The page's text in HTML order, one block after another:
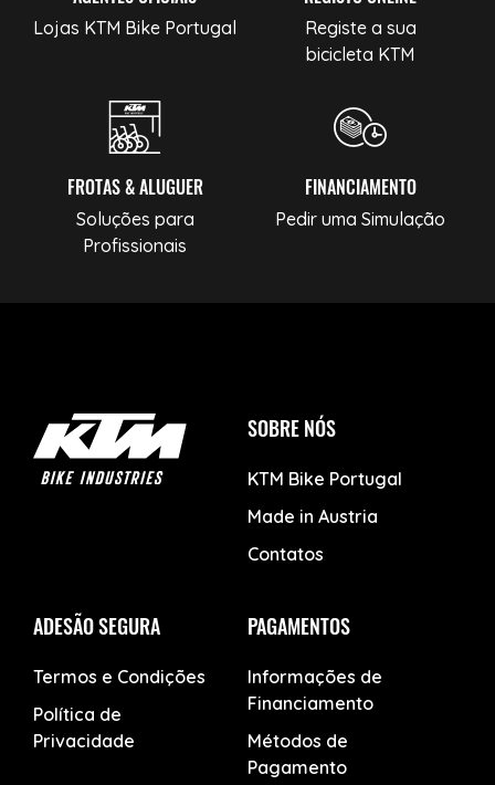
Lojas KTM Bike Portugal
Registe a sua
bicicleta KTM
FROTAS & ALUGUER
Soluções para
Profissionais
FINANCIAMENTO
Pedir uma Simulação
SOBRE NÓS
KTM Bike Portugal
Made in Austria
Contatos
ADESÃO SEGURA
Termos e Condições
Política de
Privacidade
PAGAMENTOS
Informações de
Financiamento
Métodos de
Pagamento